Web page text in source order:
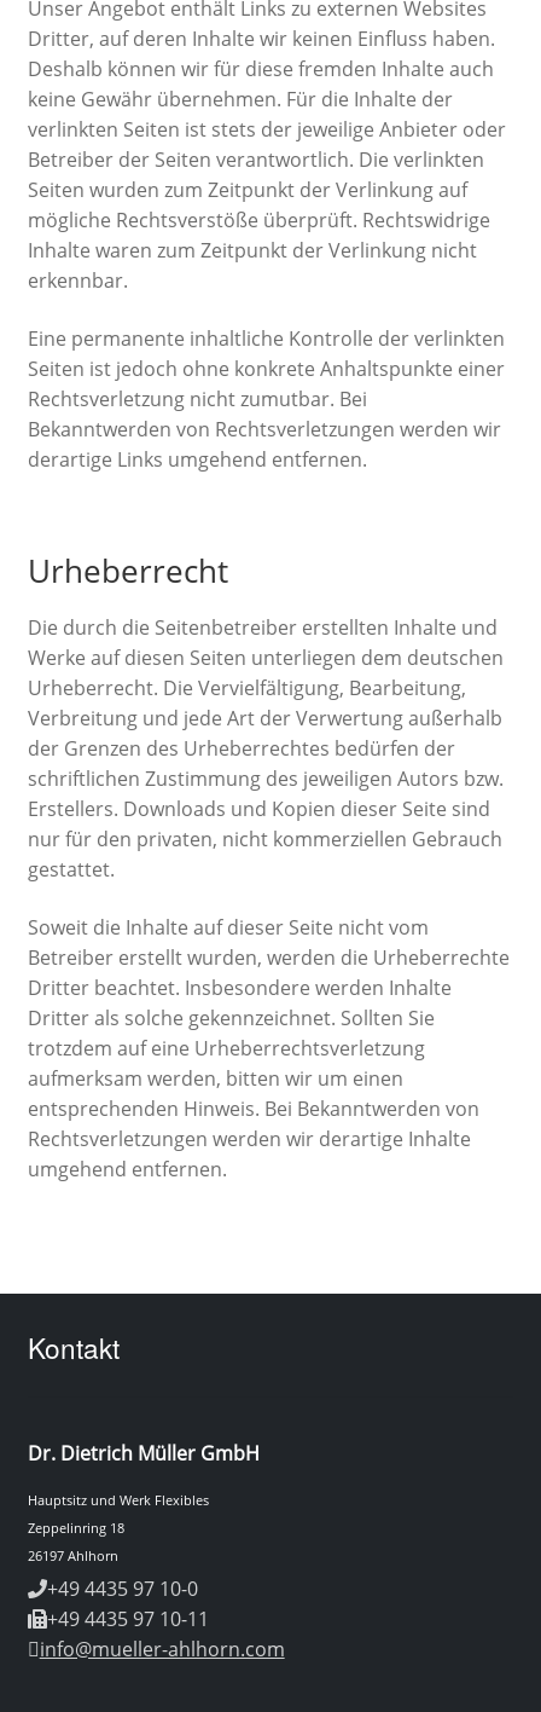
Unser Angebot enthält Links zu externen Websites
Dritter, auf deren Inhalte wir keinen Einfluss haben.
Deshalb können wir für diese fremden Inhalte auch
keine Gewähr übernehmen. Für die Inhalte der
verlinkten Seiten ist stets der jeweilige Anbieter oder
Betreiber der Seiten verantwortlich. Die verlinkten
Seiten wurden zum Zeitpunkt der Verlinkung auf
mögliche Rechtsverstöße überprüft. Rechtswidrige
Inhalte waren zum Zeitpunkt der Verlinkung nicht
erkennbar.
Eine permanente inhaltliche Kontrolle der verlinkten
Seiten ist jedoch ohne konkrete Anhaltspunkte einer
Rechtsverletzung nicht zumutbar. Bei
Bekanntwerden von Rechtsverletzungen werden wir
derartige Links umgehend entfernen.
Urheberrecht
Die durch die Seitenbetreiber erstellten Inhalte und
Werke auf diesen Seiten unterliegen dem deutschen
Urheberrecht. Die Vervielfältigung, Bearbeitung,
Verbreitung und jede Art der Verwertung außerhalb
der Grenzen des Urheberrechtes bedürfen der
schriftlichen Zustimmung des jeweiligen Autors bzw.
Erstellers. Downloads und Kopien dieser Seite sind
nur für den privaten, nicht kommerziellen Gebrauch
gestattet.
Soweit die Inhalte auf dieser Seite nicht vom
Betreiber erstellt wurden, werden die Urheberrechte
Dritter beachtet. Insbesondere werden Inhalte
Dritter als solche gekennzeichnet. Sollten Sie
trotzdem auf eine Urheberrechtsverletzung
aufmerksam werden, bitten wir um einen
entsprechenden Hinweis. Bei Bekanntwerden von
Rechtsverletzungen werden wir derartige Inhalte
umgehend entfernen.
Kontakt
Dr. Dietrich Müller GmbH
Hauptsitz und Werk Flexibles
Zeppelinring 18
26197 Ahlhorn
+49 4435 97 10-0
+49 4435 97 10-11
info@mueller-ahlhorn.com